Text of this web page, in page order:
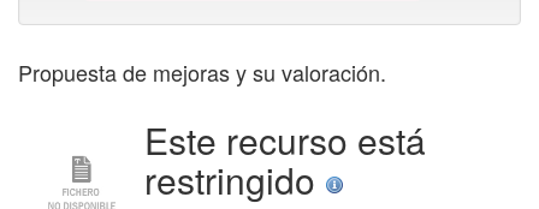
Propuesta de mejoras y su valoración.
Este recurso está
restringido